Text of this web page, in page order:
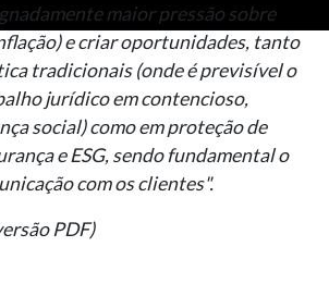
maior pressão sobre
e criar oportunidades, tanto
tradicionais (onde é previsível o
jurídico em contencioso,
social) como em proteção de
e ESG, sendo fundamental o
com os clientes".
PDF)